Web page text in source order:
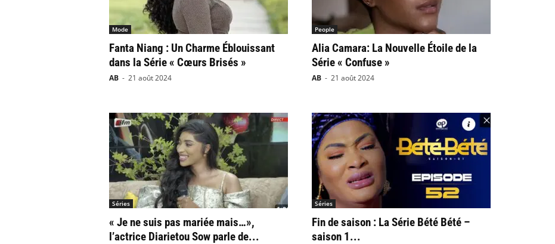
Mode
Fanta Niang : Un Charme Éblouissant
dans la Série « Cœurs Brisés »
AB - 21 août 2024
People
Alia Camara: La Nouvelle Étoile de la
Série « Confuse »
AB - 21 août 2024
Séries
« Je ne suis pas mariée mais…»,
l’actrice Diarietou Sow parle de...
Séries
Fin de saison : La Série Bété Bété –
saison 1...